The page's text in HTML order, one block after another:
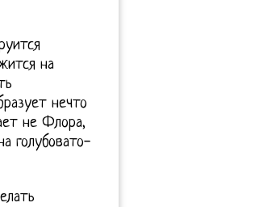
на
нечто
не Флора,
голубовато-